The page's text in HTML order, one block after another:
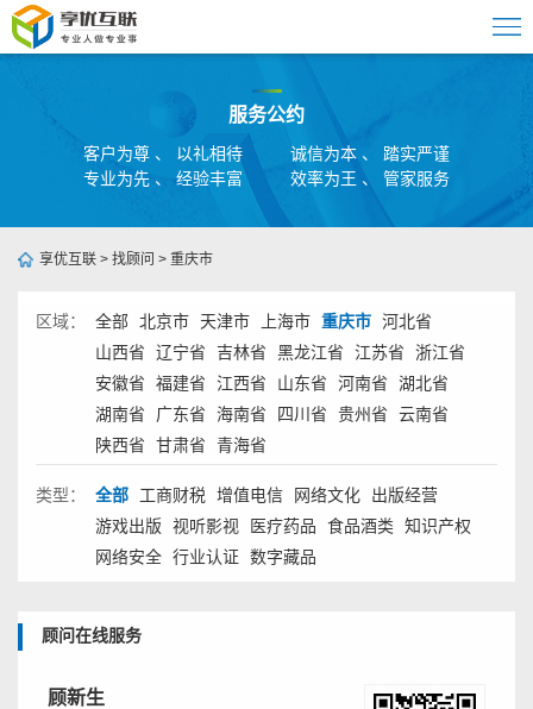
服务公约
客户为尊 、 以礼相待
诚信为本 、 踏实严谨
专业为先 、 经验丰富
效率为王 、 管家服务
享优互联 > 找顾问 > 重庆市
区域： 全部 北京市 天津市 上海市 重庆市 河北省
山西省
辽宁省 吉林省 黑龙江省 江苏省
浙江省
安徽省
福建省 江西省 山东省 河南省
湖北省
湖南省
广东省 海南省 四川省 贵州省
云南省
陕西省
甘肃省 青海省
类型： 全部 工商财税 增值电信 网络文化
出版经营
游戏出版
视听影视 医疗药品 食品酒类
知识产权
网络安全 行业认证 数字藏品
顾问在线服务
顾新生